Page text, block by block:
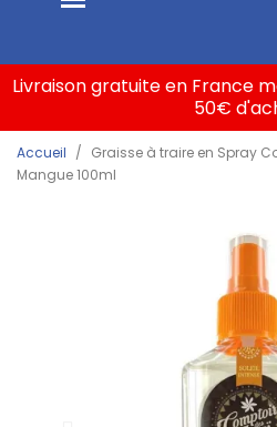
Livraison gratuite en France
50€
Accueil
Graisse à traire en Spray
Mangue 100ml